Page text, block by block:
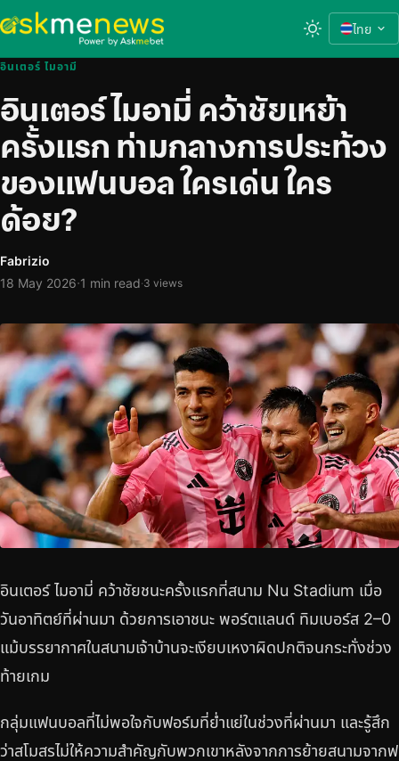
ไทย
อินเตอร์ ไมอามี
อินเตอร์ ไมอามี่ คว้าชัยเหย้า
ครั้งแรก ท่ามกลางการประท้วง
ของแฟนบอล ใครเด่น ใคร
ด้อย?
Fabrizio
18 May 2026·1 min read·3 views
อินเตอร์ ไมอามี่ คว้าชัยชนะครั้งแรกที่สนาม Nu Stadium เมื่อ
วันอาทิตย์ที่ผ่านมา ด้วยการเอาชนะ พอร์ตแลนด์ ทิมเบอร์ส 2–0
แม้บรรยากาศในสนามเจ้าบ้านจะเงียบเหงาผิดปกติจนกระทั่งช่วง
ท้ายเกม
กลุ่มแฟนบอลที่ไม่พอใจกับฟอร์มที่ย่ำแย่ในช่วงที่ผ่านมา และรู้สึก
ว่าสโมสรไม่ให้ความสำคัญกับพวกเขาหลังจากการย้ายสนามจากฟ